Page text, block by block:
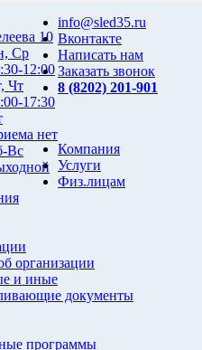
10
Ср
12:00
Чт
17:30
нет
Вс
info@sled35.ru
Вконтакте
Написать нам
Заказать звонок
8 (8202) 201-901
Компания
организации
и иные
документы
программы
Услуги
Физ.лицам